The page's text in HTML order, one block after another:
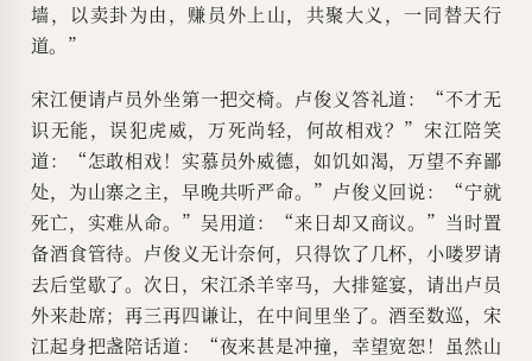
墙，以卖卦为由，赚员外上山，共聚大义，一同替天行
道。”
宋江便请卢员外坐第一把交椅。卢俊义答礼道：“不才无
识无能，误犯虎威，万死尚轻，何故相戏？”宋江陪笑
道：“怎敢相戏！实慕员外威德，如饥如渴，万望不弃鄙
处，为山寨之主，早晚共听严命。”卢俊义回说：“宁就
死亡，实难从命。”吴用道：“来日却又商议。”当时置
备酒食管待。卢俊义无计奈何，只得饮了几杯，小喽罗请
去后堂歇了。次日，宋江杀羊宰马，大排筵宴，请出卢员
外来赴席；再三再四谦让，在中间里坐了。酒至数巡，宋
江起身把盏陪话道：“夜来甚是冲撞，幸望宽恕！虽然山